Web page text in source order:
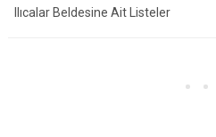
Ilıcalar Beldesine Ait Listeler